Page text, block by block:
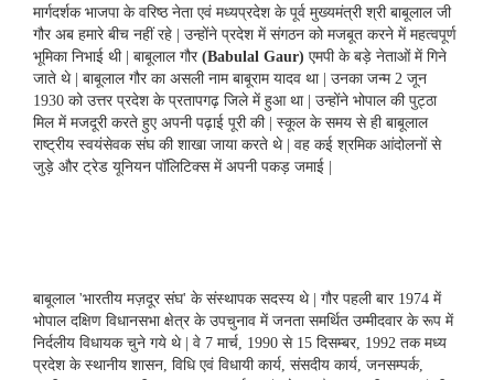
मार्गदर्शक भाजपा के वरिष्ठ नेता एवं मध्यप्रदेश के पूर्व मुख्यमंत्री श्री बाबूलाल जी
गौर अब हमारे बीच नहीं रहे | उन्होंने प्रदेश में संगठन को मजबूत करने में महत्वपूर्ण
भूमिका निभाई थी | बाबूलाल गौर (Babulal Gaur) एमपी के बड़े नेताओं में गिने
जाते थे | बाबूलाल गौर का असली नाम बाबूराम यादव था | उनका जन्म 2 जून
1930 को उत्तर प्रदेश के प्रतापगढ़ जिले में हुआ था | उन्होंने भोपाल की पुट्ठा
मिल में मजदूरी करते हुए अपनी पढ़ाई पूरी की | स्कूल के समय से ही बाबूलाल
राष्ट्रीय स्वयंसेवक संघ की शाखा जाया करते थे | वह कई श्रमिक आंदोलनों से
जुड़े और ट्रेड यूनियन पॉलिटिक्स में अपनी पकड़ जमाई |
बाबूलाल 'भारतीय मज़दूर संघ' के संस्थापक सदस्य थे | गौर पहली बार 1974 में
भोपाल दक्षिण विधानसभा क्षेत्र के उपचुनाव में जनता समर्थित उम्मीदवार के रूप में
निर्दलीय विधायक चुने गये थे | वे 7 मार्च, 1990 से 15 दिसम्बर, 1992 तक मध्य
प्रदेश के स्थानीय शासन, विधि एवं विधायी कार्य, संसदीय कार्य, जनसम्पर्क,